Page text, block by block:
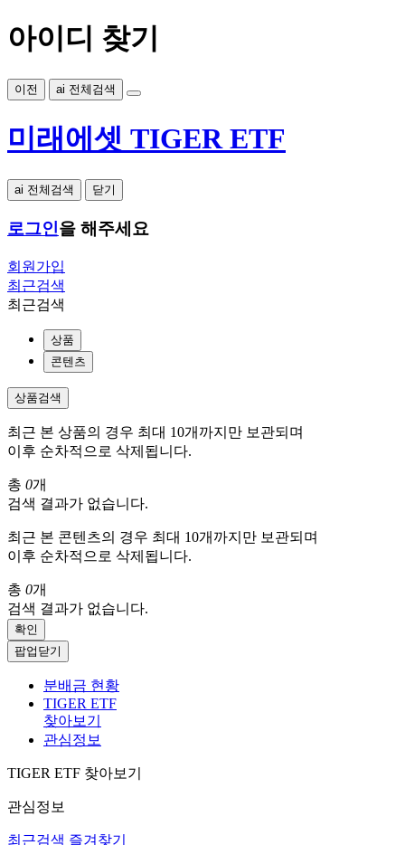
아이디 찾기
이전 ai 전체검색
미래에셋 TIGER ETF
ai 전체검색 닫기
로그인을 해주세요
회원가입
최근검색
최근검색
상품
콘텐츠
상품검색
최근 본 상품의 경우 최대 10개까지만 보관되며
이후 순차적으로 삭제됩니다.
총 0개
검색 결과가 없습니다.
최근 본 콘텐츠의 경우 최대 10개까지만 보관되며
이후 순차적으로 삭제됩니다.
총 0개
검색 결과가 없습니다.
확인
팝업닫기
분배금 현황
TIGER ETF
찾아보기
관심정보
TIGER ETF 찾아보기
관심정보
최근검색 즐겨찾기